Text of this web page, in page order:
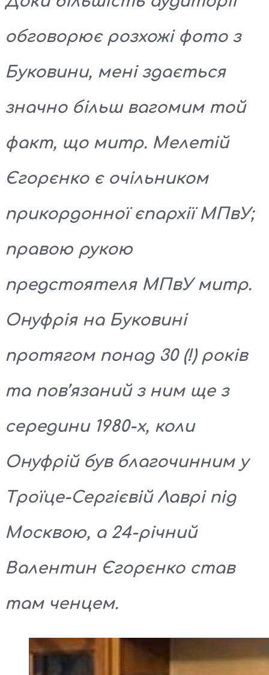
обговорює розхожі фото з
Буковини, мені здається
значно більш вагомим той
факт, що митр. Мелетій
Єгорєнко є очільником
прикордонної єпархії МПвУ;
правою рукою
предстоятеля МПвУ митр.
Онуфрія на Буковині
протягом понад 30 (!) років
та пов’язаний з ним ще з
середини 1980-х, коли
Онуфрій був благочинним у
Троїце-Сергієвій Лаврі під
Москвою, а 24-річний
Валентин Єгорєнко став
там ченцем.